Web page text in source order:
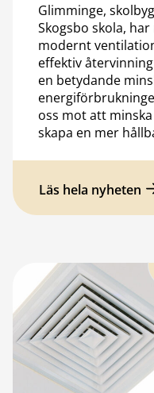
Glimminge,
Skogsbo skola,
modernt
effektiv
en betydande
oss mot att
skapa en mer
Läs hela nyheten